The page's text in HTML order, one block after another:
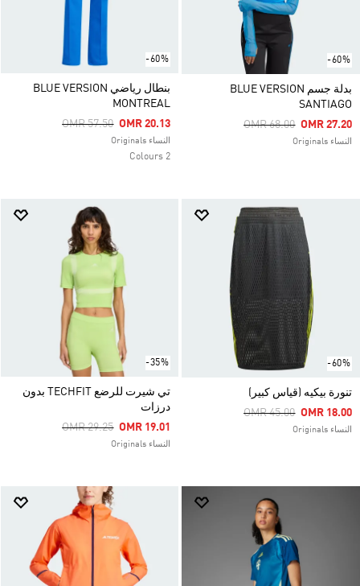
-60%
بدلة جسم BLUE VERSION
SANTIAGO
Price Reduced From
OMR 68.00ToOMR 27.20
النساء Originals
-60%
بنطال رياضي BLUE VERSION
MONTREAL
Price Reduced From
OMR 57.50ToOMR 20.13
النساء Originals
2 Colours
-60%
تنورة بيكيه (قياس كبير)
Price Reduced From
OMR 45.00ToOMR 18.00
النساء Originals
-35%
تي شيرت للرضع TECHFIT بدون
درزات
Price Reduced From
OMR 29.25ToOMR 19.01
النساء Originals